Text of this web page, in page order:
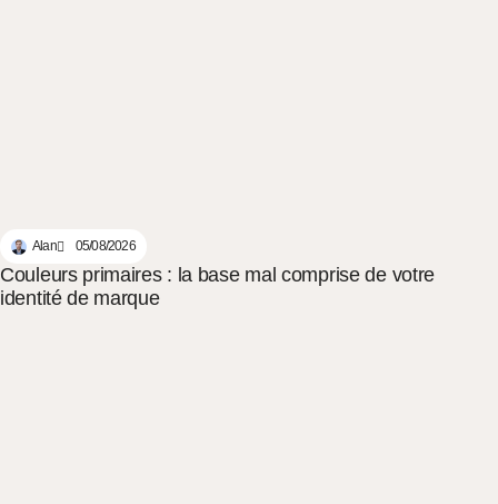
Alan 05/08/2026
Couleurs primaires : la base mal comprise de votre
identité de marque